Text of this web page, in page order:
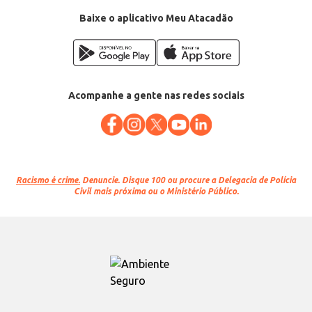
Baixe o aplicativo Meu Atacadão
Acompanhe a gente nas redes sociais
Racismo é crime. Denuncie. Disque 100 ou procure a Delegacia de Polícia
Civil mais próxima ou o Ministério Público.